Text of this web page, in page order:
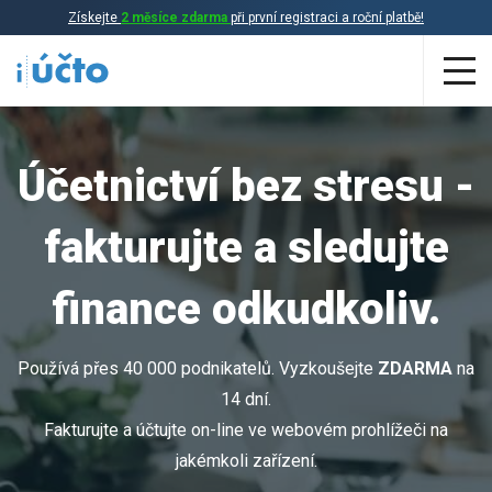
Získejte 2 měsíce zdarma při první registraci a roční platbě!
Účetnictví
Daňová evidence
Fakturace
Přehled funkcí
Online účetnictví
Online daňová evidence
Online fakturace
Ceník
Účetní služby
Účetnictví bez stresu -
fakturujte a sledujte
finance odkudkoliv.
Používá přes 40 000 podnikatelů. Vyzkoušejte ZDARMA na
14 dní.
Fakturujte a účtujte on-line ve webovém prohlížeči na
jakémkoli zařízení.